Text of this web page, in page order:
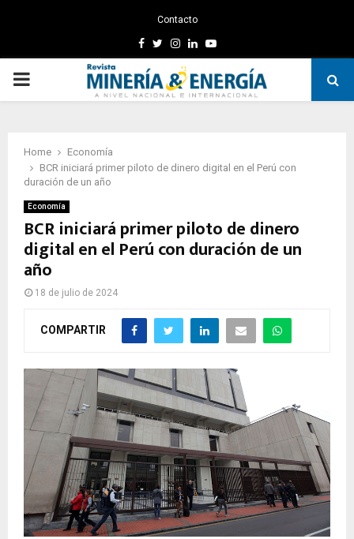
Contacto
Facebook
TwitterInstagram
LinkedinYoutube
PRIMARY
Home
Economía
BCR iniciará primer piloto de dinero digital en el Perú con
duración de un año
Economía
BCR iniciará primer piloto de dinero
digital en el Perú con duración de un
año
18 de julio de 2024
COMPARTIR